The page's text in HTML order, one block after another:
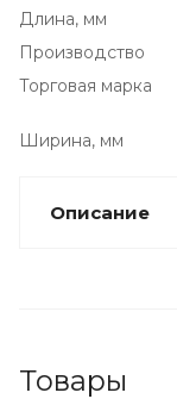
Длина, мм
Производство
Торговая марка
Ширина, мм
Описание
Товары